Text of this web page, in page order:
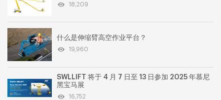
18,209
什么是伸缩臂高空作业平台？
19,960
SWLLIFT 将于 4 月 7 日至 13 日参加 2025 年慕尼
黑宝马展
16,752